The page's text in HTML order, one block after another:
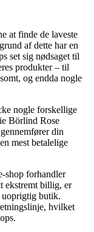
at finde de laveste
af dette har en
set sig nødsaget til
produkter – til
og endda nogle
nogle forskellige
Börlind Rose
din
mest betalelige
shop forhandler
ekstremt billig, er
butik.
hvilket